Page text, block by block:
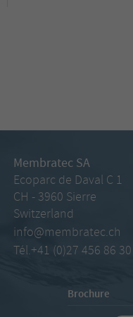
Membratec SA
Ecoparc de Daval C 1
CH - 3960 Sierre
Switzerland
info@membratec.ch
Tél.+41 (0)27 456 86 30
Brochure